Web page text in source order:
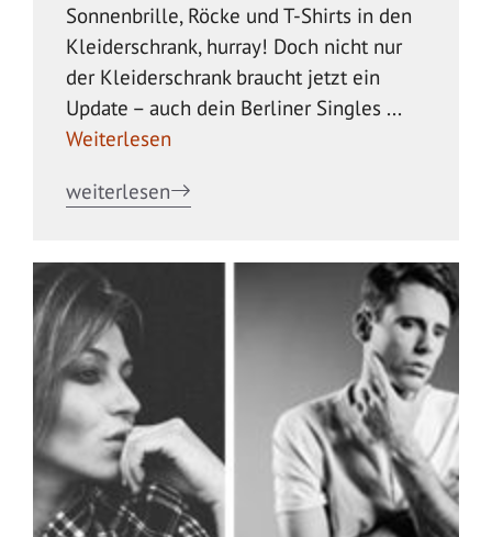
Sonnenbrille, Röcke und T-Shirts in den
Kleiderschrank, hurray! Doch nicht nur
der Kleiderschrank braucht jetzt ein
Update – auch dein Berliner Singles ...
Weiterlesen
weiterlesen